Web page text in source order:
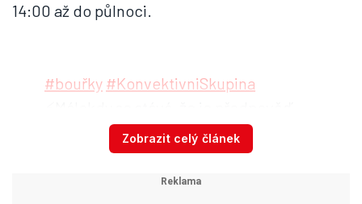
14:00 až do půlnoci.
#bouřky #KonvektivniSkupina
bouřek na zítra jasnější, než na
dnešek. Pojďme to vzít ale popořadě.
Zobrazit celý článek